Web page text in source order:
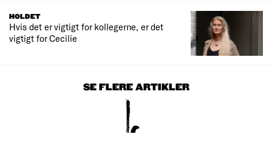
HOLDET
Hvis det er vigtigt for kollegerne, er det
vigtigt for Cecilie
SE FLERE ARTIKLER